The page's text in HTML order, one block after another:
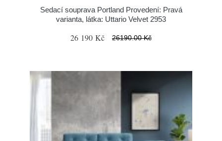
Sedací souprava Portland Provedení: Pravá
varianta, látka: Uttario Velvet 2953
26 190 Kč 26190.00 Kč